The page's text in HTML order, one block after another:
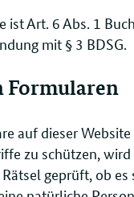
ist Art. 6 Abs. 1
mit § 3 BDSG.
Formularen
auf dieser Website
zu schützen,
geprüft, ob es